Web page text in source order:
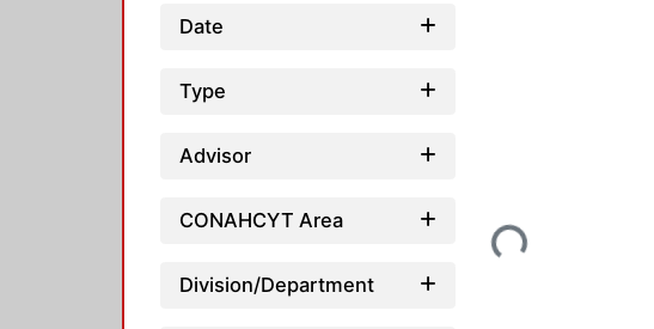
Date
Type
Advisor
CONAHCYT Area
Division/Department
Loading...